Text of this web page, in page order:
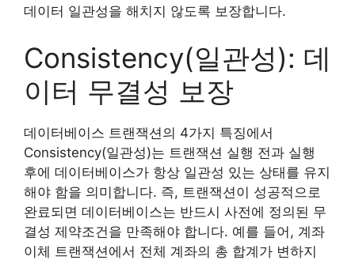
데이터 일관성을 해치지 않도록 보장합니다.
Consistency(일관성): 데
이터 무결성 보장
데이터베이스 트랜잭션의 4가지 특징에서
Consistency(일관성)는 트랜잭션 실행 전과 실행
후에 데이터베이스가 항상 일관성 있는 상태를 유지
해야 함을 의미합니다. 즉, 트랜잭션이 성공적으로
완료되면 데이터베이스는 반드시 사전에 정의된 무
결성 제약조건을 만족해야 합니다. 예를 들어, 계좌
이체 트랜잭션에서 전체 계좌의 총 합계가 변하지